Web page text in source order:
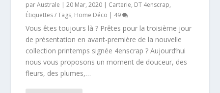
parAustrale |20 Mar, 2020 | Carterie, DT 4enscrap,
Étiquettes / Tags, Home Déco | 49
Vous êtes toujours là ? Prêtes pour la troisième jour
de présentation en avant-première de la nouvelle
collection printemps signée 4enscrap ? Aujourd’hui
nous vous proposons un moment de douceur, des
fleurs, des plumes,…